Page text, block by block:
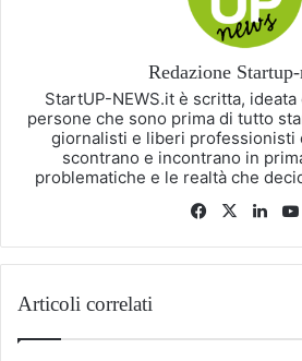
Redazione
StartUP-NEWS.it è scritta,
persone che sono prima di tutto
giornalisti e liberi professionisti
scontrano e incontrano in
problematiche e le realtà che
Facebook
X
Articoli correlati